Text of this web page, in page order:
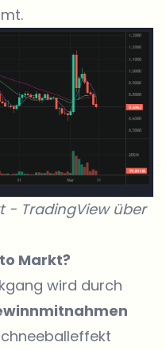
- TradingViewüber
Markt?
wird durch